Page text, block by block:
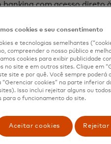
com acesso direto
financeira pessoal
de pagamento mais
da Mastercard, ajuda
inteligentes através
oferece uma
no controle de
em tudo, desde
estabelece parcerias
inovadores para dar
a melhorar a
cookies e seu consentimento
e tecnologias semelhantes
compreender o nosso público e
cookies para exibir publicidade
no site e em outros sites. Clique em
site e por quê. Você sempre
cookies” na parte inferior
Isso inclui rejeitar alguns ou
para o funcionamento do site.
Aceitar cookies